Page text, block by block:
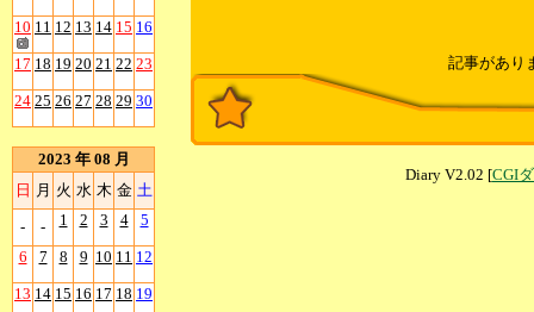
10 11 12 13 14 15 16
17 18 19 20 21 22 23
24 25 26 27 28 29 30
2023 年 08 月
日 月 火 水 木 金 土
- - 1 2 3 4 5
6 7 8 9 10 11 12
13 14 15 16 17 18 19
記事があり
Diary V2.02 [CGI